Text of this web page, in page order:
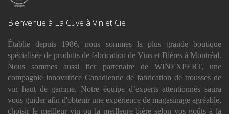
Bienvenue à La Cuve à Vin et Cie
Établie depuis 1986, nous sommes la plus grande boutique
spécialisée de produits de fabrication de Vins et Bières à Montréal.
Nous sommes aussi fier partenaire de WINEXPERT, une
compagnie innovatrice Canadienne de fabrication de trousses de
vin haut de gamme. Notre équipe d’experts attentionnés saura
vous guider afin d'obtenir une expérience de magasinage agréable,
choisir le meilleur vin ou la meilleure bière selon vos goûts à la